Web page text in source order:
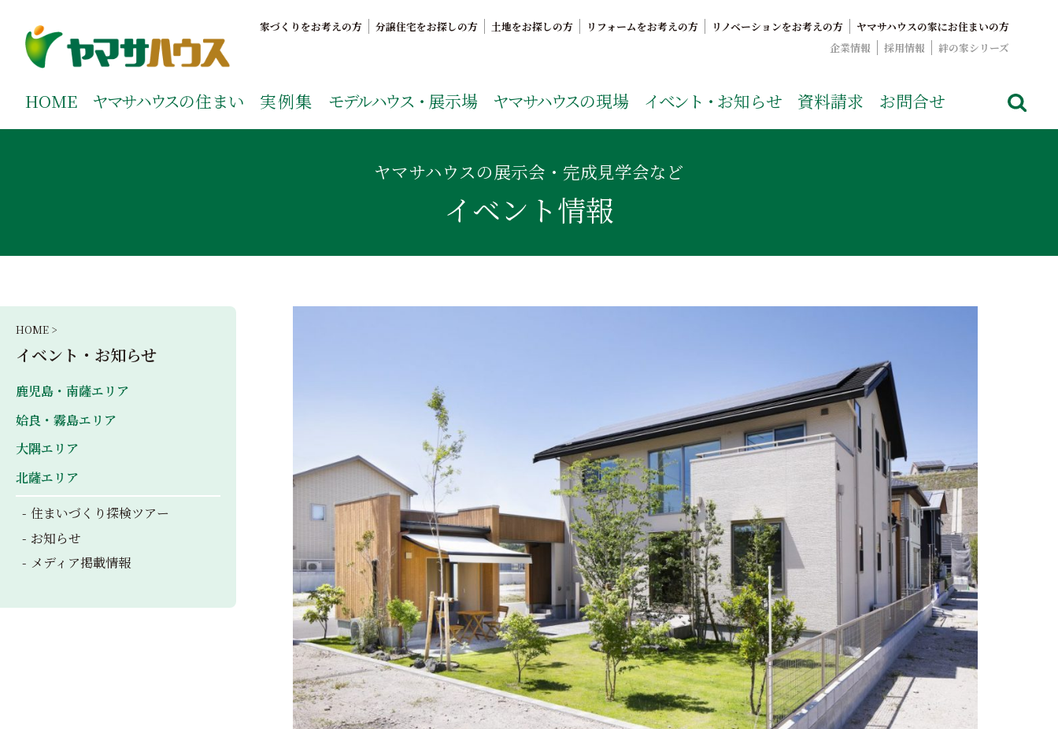
ご覧ください。
家づくりをお考えの方 分譲住宅をお探しの方 土地をお探しの方 リフォームをお考えの方 リノベーションをお考えの方
ヤマサハウスの家にお住まいの方
企業情報
採用情報 絆の家シリーズ
HOME ヤマサハウスの住まい 実例集 モデルハウス・ 展示場 ヤマサハウスの現場 イベント・ お知らせ 資料請求 お問合せ
ヤマサハウスの展示会・完成見学会など
イベント情報
HOME >
イベント・お知らせ
鹿児島・南薩エリア
姶良・霧島エリア
大隅エリア
北薩エリア
住まいづくり探検ツアー
お知らせ
メディア掲載情報